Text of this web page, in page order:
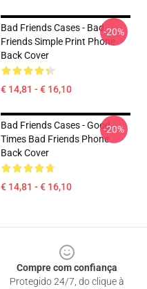
Bad Friends Cases - Bad
Friends Simple Print Phone
Back Cover
€ 14,81 - € 16,10
-20%
Bad Friends Cases - Good
Times Bad Friends Phone
Back Cover
€ 14,81 - € 16,10
-20%
Compre com confiança
Protegido 24/7, do clique à